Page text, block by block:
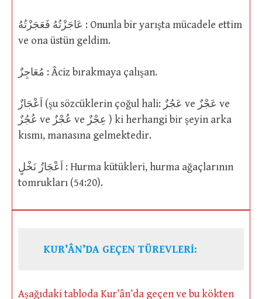
عَاجَزْتُهُ فَعَجَزْتُهُ : Onunla bir yarışta mücadele ettim
ve ona üstün geldim.
مُعَاجِزٌ : Âciz bırakmaya çalışan.
اَعْجَازٌ (şu sözcüklerin çoğul hali: عَجُزٌ ve عَجْزٌ ve
عُجُزٌ ve عُجْزٌ ve عِجْزٌ ) ki herhangi bir şeyin arka
kısmı, manasına gelmektedir.
اَعْجَازُ نَخْلٍ : Hurma kütükleri, hurma ağaçlarının
tomrukları (54:20).
KUR’ÂN’DA GEÇEN TÜREVLERİ:
Aşağıdaki tabloda Kur’ân’da geçen ve bu kökten